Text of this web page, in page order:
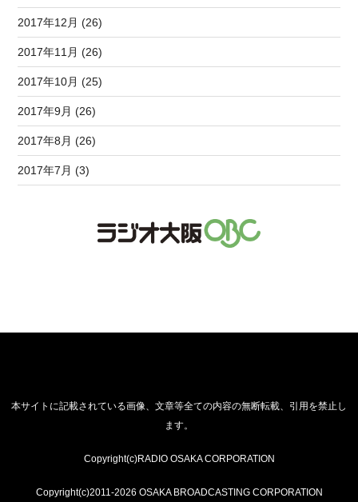
2017年12月 (26)
2017年11月 (26)
2017年10月 (25)
2017年9月 (26)
2017年8月 (26)
2017年7月 (3)
本サイトに記載されている画像、文章等全ての内容の無断転載、引用を禁止し
ます。
Copyright(c)RADIO OSAKA CORPORATION
Copyright(c)2011-2026 OSAKA BROADCASTING CORPORATION